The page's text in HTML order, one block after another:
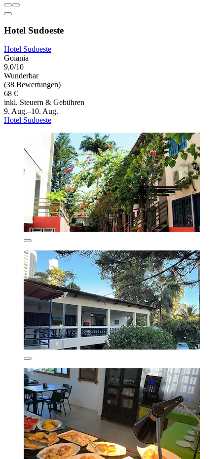
Hotel Sudoeste
Hotel Sudoeste
Goiania
9,0/10
Wunderbar
(38 Bewertungen)
68 €
inkl. Steuern & Gebühren
9. Aug.–10. Aug.
Hotel Sudoeste